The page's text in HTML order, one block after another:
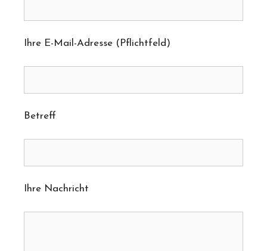
Ihre E-Mail-Adresse (Pflichtfeld)
Betreff
Ihre Nachricht